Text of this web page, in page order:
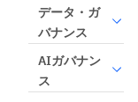
データ・ガ
バナンス
AIガバナン
ス